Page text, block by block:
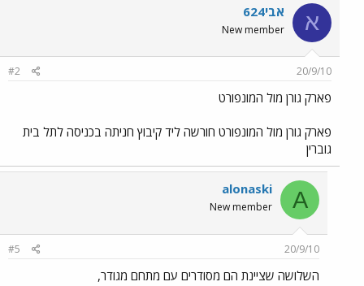
א אבי624
New member
20/9/10
#2
פארק גורן מול המונפורט
פארק גורן מול המונפורט חורשה ליד קיבוץ חניתה בכניסה לתל בית
גוברין
A
alonaski
New member
20/9/10
#5
השלושה שציינת הם מסודרים עם מתחם מגודר,